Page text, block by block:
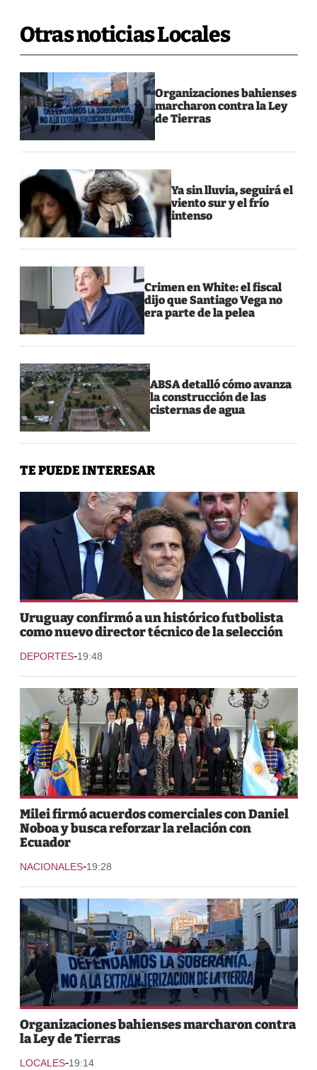
Otras noticias Locales
Organizaciones bahienses
marcharon contra la Ley
de Tierras
Ya sin lluvia, seguirá el
viento sur y el frío
intenso
Crimen en White: el fiscal
dijo que Santiago Vega no
era parte de la pelea
ABSA detalló cómo avanza
la construcción de las
cisternas de agua
TE PUEDE INTERESAR
Uruguay confirmó a un histórico futbolista
como nuevo director técnico de la selección
DEPORTES-19:48
Milei firmó acuerdos comerciales con Daniel
Noboa y busca reforzar la relación con
Ecuador
NACIONALES-19:28
Organizaciones bahienses marcharon contra
la Ley de Tierras
LOCALES-19:14